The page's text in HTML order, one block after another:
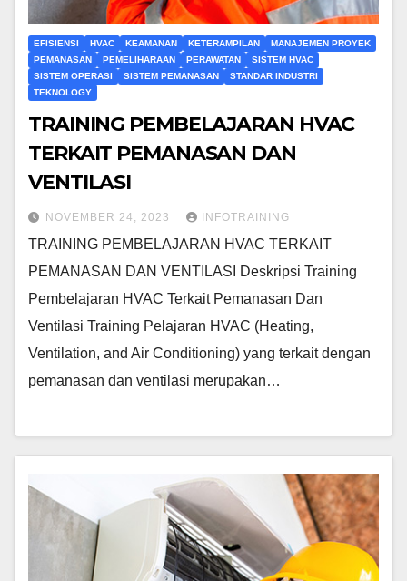
EFISIENSI HVAC KEAMANAN KETERAMPILAN
MANAJEMEN PROYEK
PEMANASAN
PEMELIHARAAN PERAWATAN
SISTEM HVAC
SISTEM OPERASI
SISTEM PEMANASAN
STANDAR INDUSTRI
TEKNOLOGY
TRAINING PEMBELAJARAN HVAC
TERKAIT PEMANASAN DAN
VENTILASI
NOVEMBER 24, 2023 INFOTRAINING
TRAINING PEMBELAJARAN HVAC TERKAIT
PEMANASAN DAN VENTILASI Deskripsi Training
Pembelajaran HVAC Terkait Pemanasan Dan
Ventilasi Training Pelajaran HVAC (Heating,
Ventilation, and Air Conditioning) yang terkait dengan
pemanasan dan ventilasi merupakan…